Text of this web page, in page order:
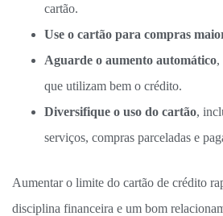
cartão.
Use o cartão para compras
Aguarde o aumento automático,
que utilizam bem o crédito.
Diversifique o uso do cartão,
serviços, compras parceladas e
Aumentar o limite do cartão de crédito
disciplina financeira e um bom